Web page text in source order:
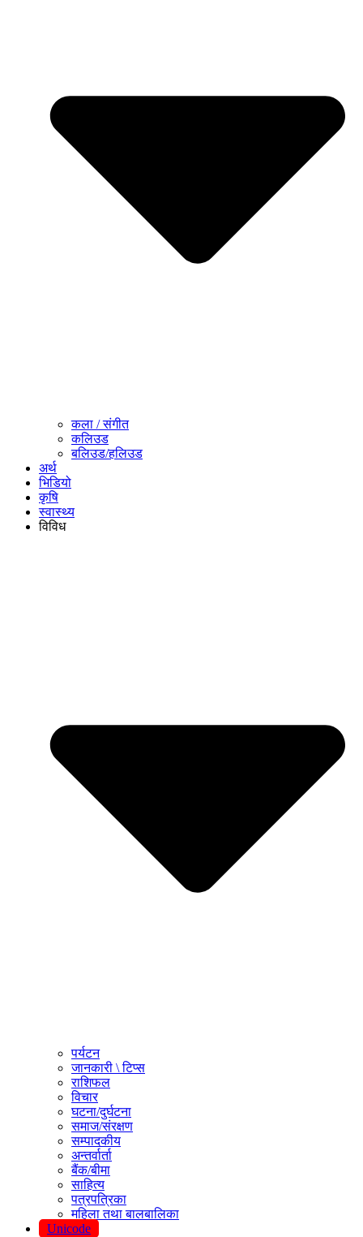
कला / संगीत​
कलिउड
बलिउड/हलिउड
अर्थ
भिडियो
कृषि
स्वास्थ्य
विविध
पर्यटन
जानकारी \ टिप्स
राशिफल
विचार
घटना/दुर्घटना
समाज/संरक्षण
सम्पादकीय
अन्तर्वार्ता
बैंक/बीमा
साहित्य
पत्रपत्रिका
महिला तथा बालबालिका
Unicode